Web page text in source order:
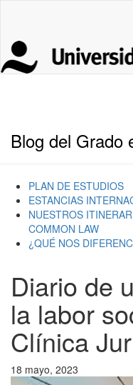
Blog del Grado
PLAN DE ESTUDIOS
ESTANCIAS
NUESTROS
COMMON LAW
¿QUÉ NOS
Diario de
la labor
Clínica
18 mayo, 2023